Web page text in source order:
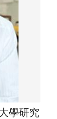
學研究